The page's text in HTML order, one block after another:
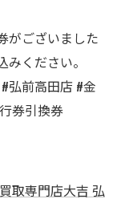
がございました
ください。
弘前高田店 #金
券引換券
取専門店大吉 弘